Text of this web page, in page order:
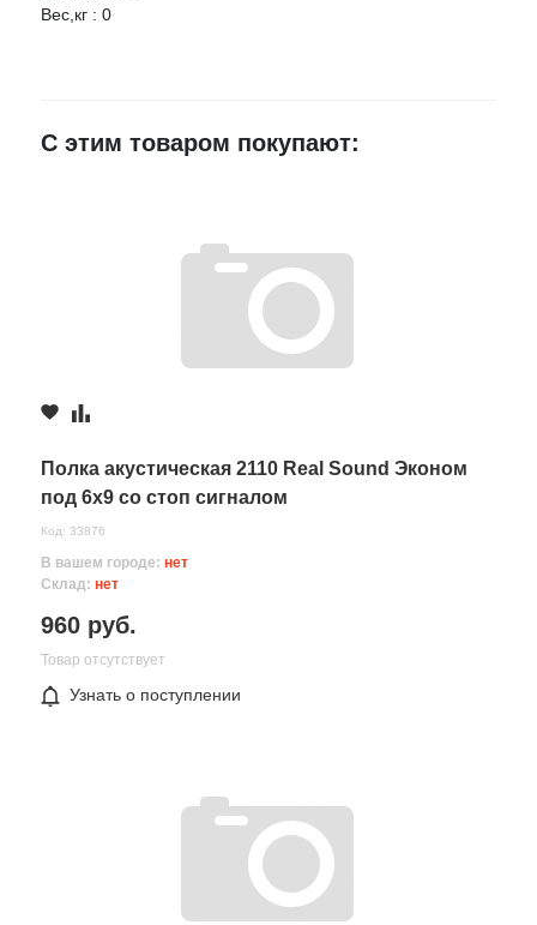
Вес,кг : 0
NONAME Полка акустическая 2180 под 6x9
Ваше имя
Комментарий
Все поля формы обязательны
Отправляя форму вы соглашаетесь на
С этим товаром покупают:
Полка акустическая 2110 Real Sound Эконом
под 6x9 со стоп сигналом
Код: 33876
В вашем городе: нет
Склад: нет
960 руб.
Товар отсутствует
Узнать о поступлении